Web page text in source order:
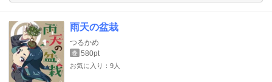
雨天の盆栽
つるかめ
巻 580pt
お気に入り：9人